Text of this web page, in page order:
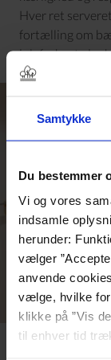
Samtykke
Du bestemmer
Vi og vores
indsamle
herunder:
vælger
anvende
vælge, hvilke
klikke på ”Vis
til enhver tid
Hver ret
fortælling om
julefrokost, der